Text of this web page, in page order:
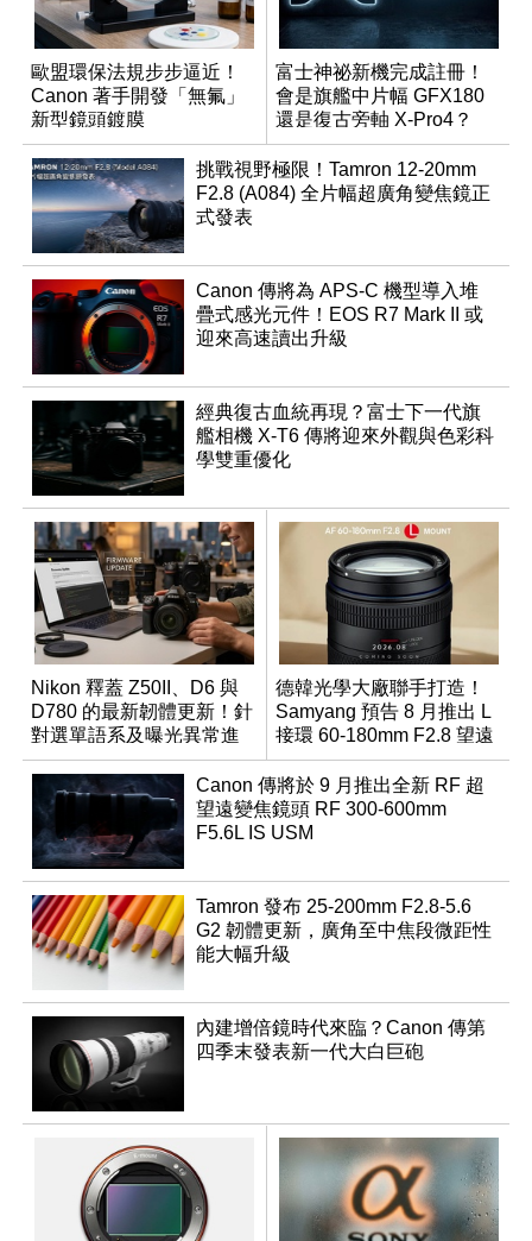
歐盟環保法規步步逼近！
Canon 著手開發「無氟」
新型鏡頭鍍膜
富士神祕新機完成註冊！
會是旗艦中片幅 GFX180
還是復古旁軸 X-Pro4？
挑戰視野極限！Tamron 12-20mm
F2.8 (A084) 全片幅超廣角變焦鏡正
式發表
Canon 傳將為 APS-C 機型導入堆
疊式感光元件！EOS R7 Mark II 或
迎來高速讀出升級
經典復古血統再現？富士下一代旗
艦相機 X-T6 傳將迎來外觀與色彩科
學雙重優化
Nikon 釋蓋 Z50II、D6 與
D780 的最新韌體更新！針
對選單語系及曝光異常進
行修復
德韓光學大廠聯手打造！
Samyang 預告 8 月推出 L
接環 60-180mm F2.8 望遠
變焦鏡
Canon 傳將於 9 月推出全新 RF 超
望遠變焦鏡頭 RF 300-600mm
F5.6L IS USM
Tamron 發布 25-200mm F2.8-5.6
G2 韌體更新，廣角至中焦段微距性
能大幅升級
內建增倍鏡時代來臨？Canon 傳第
四季末發表新一代大白巨砲